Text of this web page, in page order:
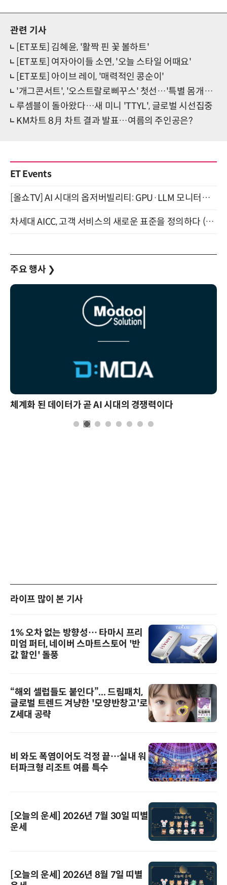
관련 기사
[ET포토] 김혜윤, '활짝 핀 꽃 볼하트'
[ET포토] 여자아이들 소연, '오늘 스타일 어때요'
[ET포토] 아이브 레이, '매력적인 콩순이'
'개그콘서트', '오스트랄로삐꾸스' 첫선…'특별 몸개그' 폭소
루셈블이 돌아왔다…새 미니 'TTYL', 글로벌 시선집중
KM차트 8月 차트 결과 발표…여름의 주인공은?
ET Events
[올쇼TV] AI 시대의 옵저버빌리티: GPU·LLM 모니터링부터 AI 기반 장애 대응까지 (8/11 생방송)
차세대 AICC, 고객 서비스의 새로운 표준을 정의하다 (9/9)
주요 행사 ❯
체계화 된 데이터가 곧 AI 시대의 경쟁력이다
라이프 많이 본 기사
1% 오차 없는 방향성… 타마시 프리
미엄 퍼터, 네이버 스마트스토어 '반
값 할인' 돌풍
“해외 셀럽들도 붙인다”... 드림패치,
글로벌 트렌드 겨냥한 '모양반창고'로
Z세대 공략
비 와도 폭염이어도 걱정 끝…실내 워
터파크형 리조트 여름 특수
[오늘의 운세] 2026년 7월 30일 띠별
운세
[오늘의 운세] 2026년 8월 7일 띠별